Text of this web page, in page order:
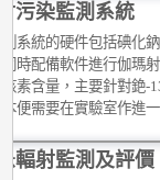
污染監測系統
系統的硬件包括碘化
時配備軟件進行伽瑪
素含量，主要針對銫-
便需要在實驗室作進
輻射監測及評價